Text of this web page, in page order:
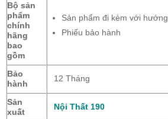
Bộ sản
phẩm
chính
hãng
bao
gồm
Sản phẩm đi kèm với
Phiếu bảo hành
Bảo
hành
12 Tháng
Sản
xuất
Nội Thất 190